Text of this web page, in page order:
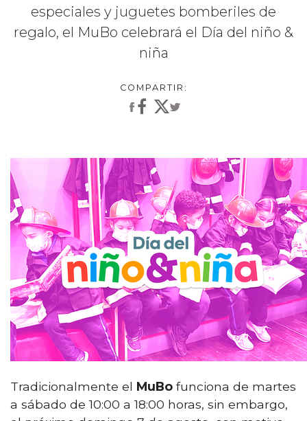
especiales y juguetes bomberiles de
regalo, el MuBo celebrará el Día del niño &
niña
Tradicionalmente el MuBo funciona de martes
a sábado de 10:00 a 18:00 horas, sin embargo,